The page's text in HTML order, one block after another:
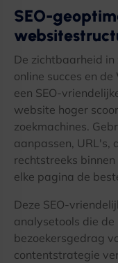
SEO-
De zichtbaarheid in
online succes en
een SEO-
website hoger
zoekmachines.
aanpassen, URL's,
rechtstreeks
elke pagina de
Deze SEO-
analysetools die
bezoekersgedrag
contentstrategie